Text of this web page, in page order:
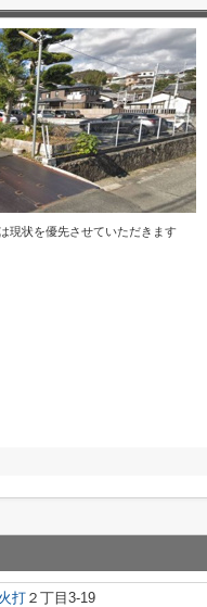
現状を優先させていただきます
火打 ２丁目3-19